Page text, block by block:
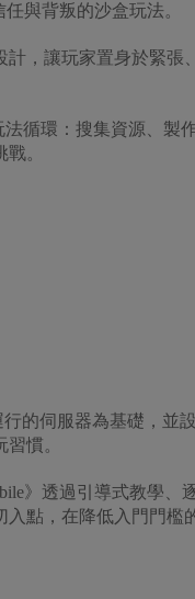
與背叛的沙盒玩法。
，讓玩家置身於緊張
循環：搜集資源、製
。
的伺服器為基礎，並
慣。
》透過引導式教學、
點，在降低入門門檻